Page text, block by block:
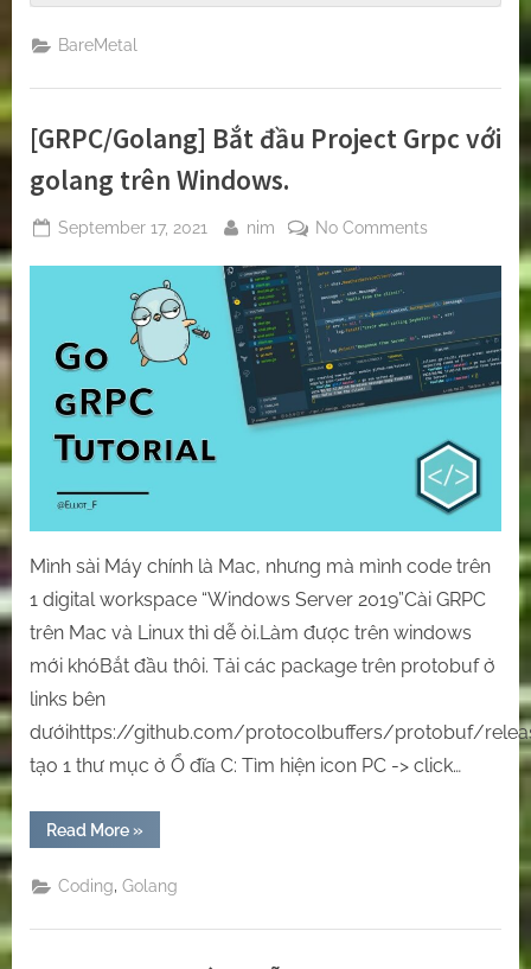
BareMetal
[GRPC/Golang] Bắt đầu Project Grpc với
golang trên Windows.
Posted
September 17, 2021 By
nim No Commentson
[GRPC/
đầu
Project
Grpc
với
trên
Windows.
Mình sài Máy chính là Mac, nhưng mà mình code trên
1 digital workspace “Windows Server 2019”Cài GRPC
trên Mac và Linux thì dễ òi.Làm được trên windows
mới khóBắt đầu thôi. Tải các package trên protobuf ở
links bên
dướihttps://github.com/protocolbuffers/protobuf/
tạo 1 thư mục ở Ổ đĩa C: Tìm hiện icon PC -> click…
Read More“[GRPC/Golang]
Bắt
Project
Grpc
golang
»
Coding,Golang